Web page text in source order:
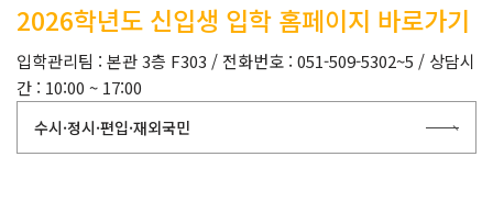
2026학년도 신입생 입학 홈페이지 바로가기
입학관리팀 : 본관 3층 F303 / 전화번호 : 051-509-5302~5 / 상담시
간 : 10:00 ~ 17:00
수시·정시·편입·재외국민